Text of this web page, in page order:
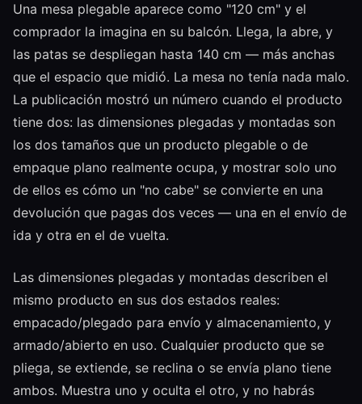
Una mesa plegable aparece como "120 cm" y el
comprador la imagina en su balcón. Llega, la abre, y
las patas se despliegan hasta 140 cm — más anchas
que el espacio que midió. La mesa no tenía nada malo.
La publicación mostró un número cuando el producto
tiene dos: las dimensiones plegadas y montadas son
los dos tamaños que un producto plegable o de
empaque plano realmente ocupa, y mostrar solo uno
de ellos es cómo un "no cabe" se convierte en una
devolución que pagas dos veces — una en el envío de
ida y otra en el de vuelta.
Las dimensiones plegadas y montadas describen el
mismo producto en sus dos estados reales:
empacado/plegado para envío y almacenamiento, y
armado/abierto en uso. Cualquier producto que se
pliega, se extiende, se reclina o se envía plano tiene
ambos. Muestra uno y oculta el otro, y no habrás